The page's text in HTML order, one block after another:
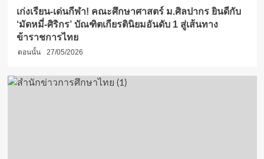
เก่งเรียน-เด่นกีฬา! คณะศึกษาศาสตร์ ม.ศิลปากร ยินดีกับ
‘มัดหมี่-ศิริกร’ บัณฑิตเกียรตินิยมอันดับ 1 สู่เส้นทาง
ข้าราชการไทย
ตอนนั้น 27/05/2026